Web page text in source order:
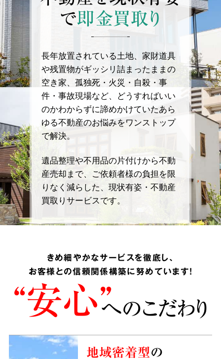
で即金買取り
長年放置されている土地、家財道具
や残置物がギッシリ詰まったままの
空き家、孤独死・火災・自殺・事
件・事故現場など、どうすればいい
のかわからずに諦めかけていたあら
ゆる不動産のお悩みをワンストップ
で解決。
遺品整理や不用品の片付けから不動
産売却まで、ご依頼者様の負担を限
りなく減らした、現状有姿・不動産
買取りサービスです。
きめ細やかなサービスを徹底し、
お客様との信頼関係構築に努めています!
“安心”へのこだわり
地域密着型の